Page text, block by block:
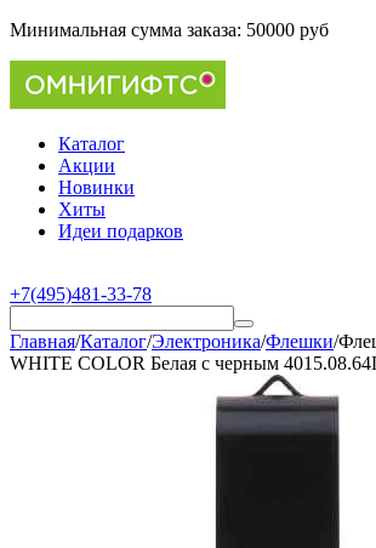
Минимальная сумма заказа: 50000 руб
Каталог
Акции
Новинки
Хиты
Идеи подарков
+7(495)481-33-78
Главная/Каталог/Электроника/Флешки/
WHITE COLOR Белая с черным